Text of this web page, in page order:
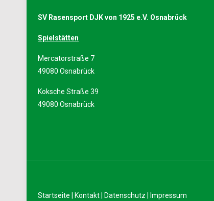
SV Rasensport DJK von 1925 e.V. Osnabrück
Spielstätten
Mercatorstraße 7
49080 Osnabrück
Koksche Straße 39
49080 Osnabrück
Startseite Kontakt Datenschutz Impressum